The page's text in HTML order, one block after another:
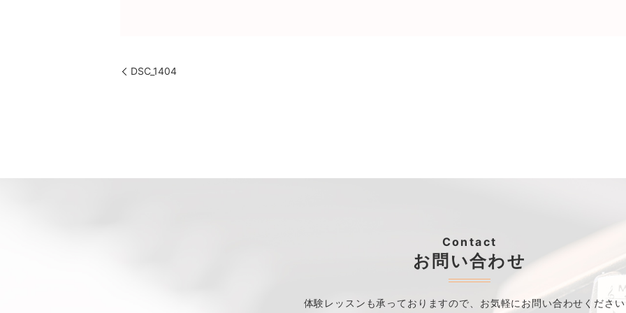
DSC_1404
Contact
お問い合わせ
体験レッスンも承っておりますので、 お気軽にお問い合わせくださ